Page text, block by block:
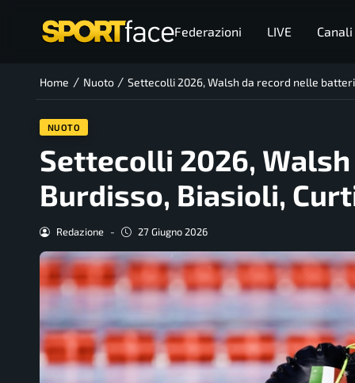
Federazioni LIVE Canali
Home / Nuoto / Settecolli 2026, Walsh da record nelle
NUOTO
Settecolli 2026,
Burdisso, Biasioli,
Redazione - 27 Giugno 2026